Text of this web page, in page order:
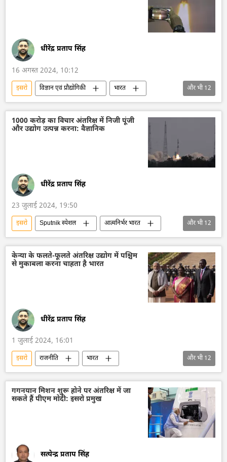
धीरेंद्र प्रताप सिंह
16 अगस्त 2024, 10:12
इसरो विज्ञान एवं प्रौद्योगिकी
भारत
भारत सरकार
भारत का विकास
दिल्ली
नरेन्द्र मोदी
तकनीकी विकास
और भी12
1000 करोड़ का विचार अंतरिक्ष में निजी पूंजी
और उद्योग उत्पन्न करना: वैज्ञानिक
धीरेंद्र प्रताप सिंह
23 जुलाई 2024, 19:50
इसरो Sputnik स्पेशल
आत्मनिर्भर भारत
भारत
भारत का विकास
भारत सरकार
Make in India
अंतरिक्ष
अंतरिक्ष उद्योग
अंतरिक्ष अनुसंधान
रूसी सैन्य तकनीक
और भी12
केन्या के फलते-फूलते अंतरिक्ष उद्योग में पश्चिम
से मुकाबला करना चाहता है भारत
धीरेंद्र प्रताप सिंह
1 जुलाई 2024, 16:01
इसरो राजनीति
भारत
भारत का विकास
भारत सरकार
आत्मनिर्भर भारत
अंतरिक्ष
अंतरिक्ष उद्योग
अंतरिक्ष अनुसंधान
इटली
दक्षिण अफ्रीका
रक्षा मंत्रालय (MoD)
और भी12
गगनयान मिशन शुरू होने पर अंतरिक्ष में जा
सकते हैं पीएम मोदी: इसरो प्रमुख
सत्येन्द्र प्रताप सिंह